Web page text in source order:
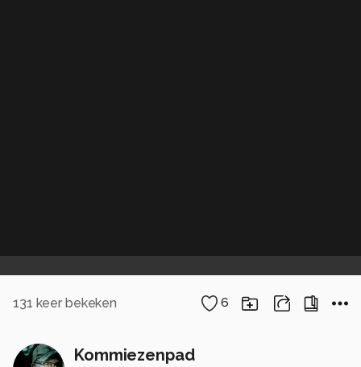
131 keer bekeken 6
Kommiezenpad